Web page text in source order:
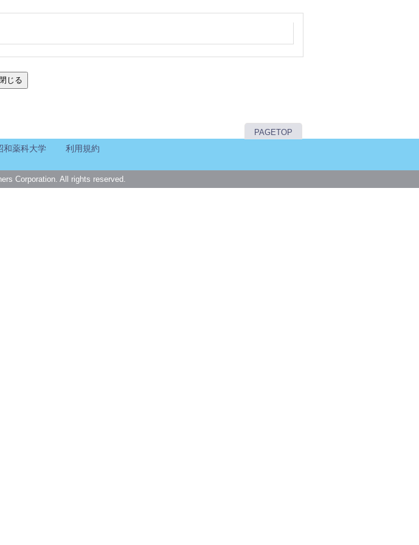
閉じる
PAGETOP
和薬科大学 利用規約
Corporation. All rights reserved.